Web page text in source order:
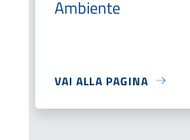
Ambiente
VAI ALLA PAGINA